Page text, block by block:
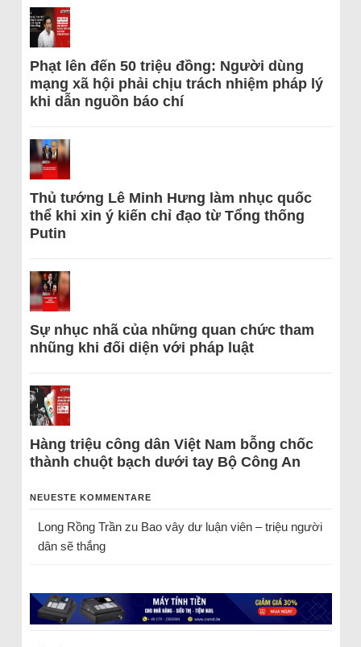
Phạt lên đến 50 triệu đồng: Người dùng
mạng xã hội phải chịu trách nhiệm pháp lý
khi dẫn nguồn báo chí
Thủ tướng Lê Minh Hưng làm nhục quốc
thể khi xin ý kiến chỉ đạo từ Tổng thống
Putin
Sự nhục nhã của những quan chức tham
nhũng khi đối diện với pháp luật
Hàng triệu công dân Việt Nam bỗng chốc
thành chuột bạch dưới tay Bộ Công An
NEUESTE KOMMENTARE
Long Rồng Trầnzu Bao vây dư luận viên – triệu người
dân sẽ thắng